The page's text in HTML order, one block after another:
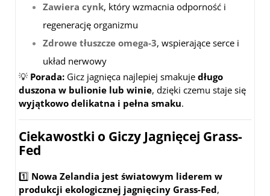
Zawiera cynk, który wzmacnia odporność i
regenerację organizmu
Zdrowe tłuszcze omega-3, wspierające serce i
układ nerwowy
💡 Porada: Gicz jagnięca najlepiej smakuje długo
duszona w bulionie lub winie, dzięki czemu staje się
wyjątkowo delikatna i pełna smaku.
Ciekawostki o Giczy Jagnięcej Grass-
Fed
1️⃣ Nowa Zelandia jest światowym liderem w
produkcji ekologicznej jagnięciny Grass-Fed,